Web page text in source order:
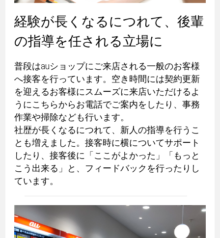
経験が長くなるにつれて、後輩
の指導を任される立場に
普段はauショップにご来店される一般のお客様
へ接客を行っています。空き時間には契約更新
を迎えるお客様にスムーズに来店いただけるよ
うにこちらからお電話でご案内をしたり、事務
作業や掃除なども行います。
社歴が長くなるにつれて、新人の指導を行うこ
とも増えました。接客時に横についてサポート
したり、接客後に「ここがよかった」「もっと
こう出来る」と、フィードバックを行ったりし
ています。